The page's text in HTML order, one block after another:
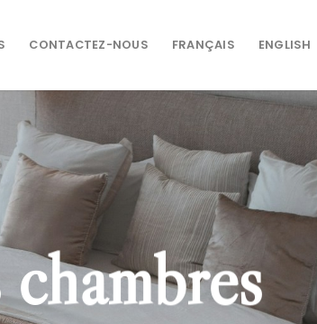
CONTACTEZ-NOUS FRANÇAIS ENGLISH